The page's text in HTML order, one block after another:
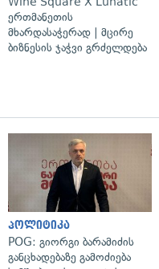
ერთმანეთის
მხარდასაჭერად | მცირე
ბიზნესის ჯაჭვი გრძელდება
პოლიტიკა
POG: გიორგი ბარამიძის
განცხადებაზე გამოძიება